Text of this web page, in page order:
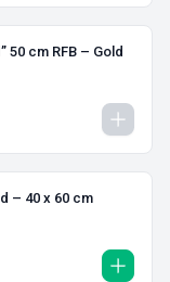
50 cm RFB – Gold
– 40 x 60 cm